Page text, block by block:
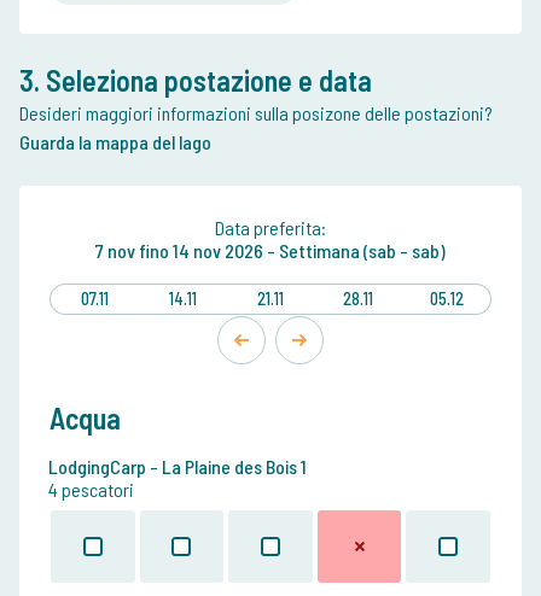
3. Seleziona postazione e data
Desideri maggiori informazioni sulla posizone delle postazioni?
Guarda la mappa del lago
Data preferita:
7 nov fino 14 nov 2026 - Settimana (sab - sab)
07.11 14.11 21.11 28.11 05.12
Acqua
LodgingCarp - La Plaine des Bois 1
4 pescatori